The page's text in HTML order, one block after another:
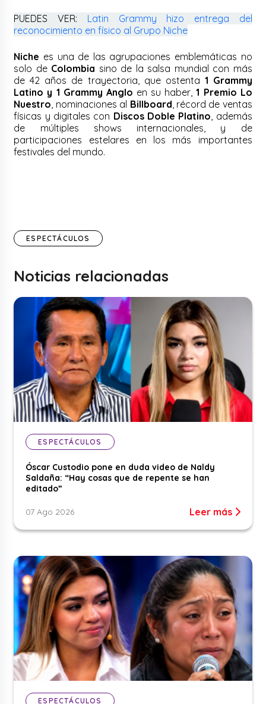
PUEDES VER: Latin Grammy hizo entrega del
reconocimiento en físico al Grupo Niche
Niche es una de las agrupaciones emblemáticas no
solo de Colombia sino de la salsa mundial con más
de 42 años de trayectoria, que ostenta 1 Grammy
Latino y 1 Grammy Anglo en su haber,1 Premio Lo
Nuestro, nominaciones al Billboard, récord de ventas
físicas y digitales con Discos Doble Platino, además
de múltiples shows internacionales, y de
participaciones estelares en los más importantes
festivales del mundo.
ESPECTÁCULOS
Noticias relacionadas
ESPECTÁCULOS
Óscar Custodio pone en duda video de Naldy
Saldaña: “Hay cosas que de repente se han
editado”
07 Ago 2026 Leer más
ESPECTÁCULOS